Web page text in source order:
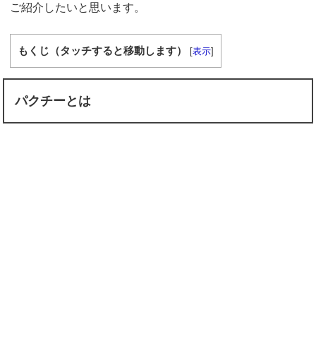
ご紹介したいと思います。
もくじ（タッチすると移動します） [表示]
パクチーとは